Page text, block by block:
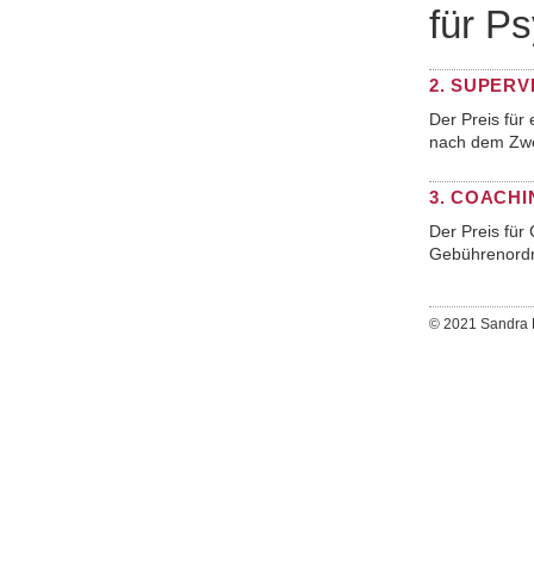
für
2.
Der Preis für
nach dem
3.
Der Preis für
© 2021